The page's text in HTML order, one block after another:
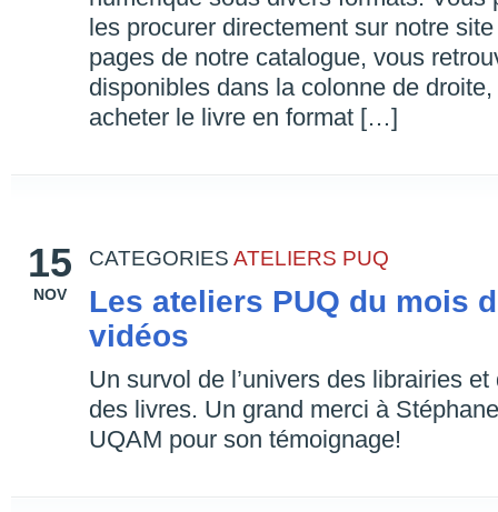
les procurer directement sur notre
pages de notre catalogue, vous
disponibles dans la colonne de
acheter le livre en format […]
15
NOV
CATEGORIES ATELIERS PUQ
Les ateliers PUQ du mois
vidéos
Un survol de l’univers des librairies
des livres. Un grand merci à
UQAM pour son témoignage!